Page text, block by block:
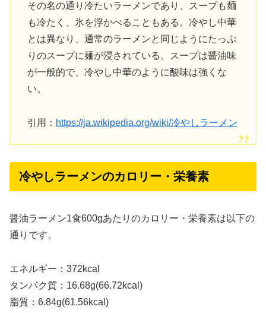
その名の通り冷たいラーメンであり、スープも麺
も冷たく、氷を浮かべることもある。冷やし中華
とは異なり、通常のラーメンと同じようにたっぷ
りのスープに麺が浸されている。スープは醤油味
が一般的で、冷やし中華のように酸味は強くな
い。
引用： https://ja.wikipedia.org/wiki/冷やしラーメン
冷やしラーメンのカロリー・栄養素
醤油ラーメン1食600gあたりのカロリー・栄養素は以下の
通りです。
エネルギー：372kcal
タンパク質：16.68g(66.72kcal)
脂質：6.84g(61.56kcal)